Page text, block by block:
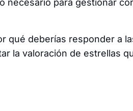
necesario para gestionar
qué deberías responder a
la valoración de estrellas